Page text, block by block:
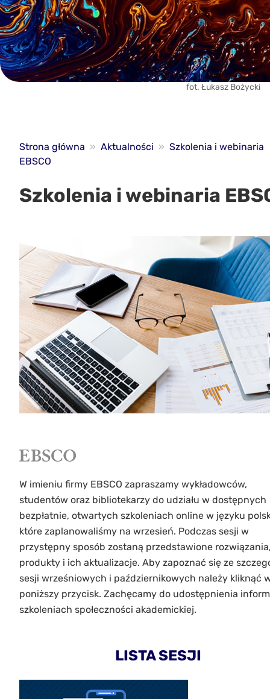
fot. Łukasz Bożycki
Strona główna » Aktualności » Szkolenia i webinaria
EBSCO
Szkolenia i webinaria
W imieniu firmy EBSCO zapraszamy wykładowców,
studentów oraz bibliotekarzy do udziału w dostępnych
bezpłatnie, otwartych szkoleniach online w języku
które zaplanowaliśmy na wrzesień. Podczas sesji w
przystępny sposób zostaną przedstawione
produkty i ich aktualizacje. Aby zapoznać się ze
sesji wrześniowych i październikowych należy kliknąć
poniższy przycisk. Zachęcamy do udostępnienia
szkoleniach społeczności akademickiej.
LISTA SESJI